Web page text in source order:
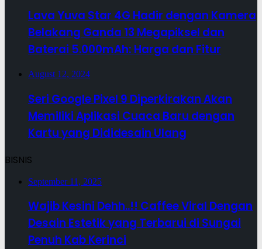
Lava Yuva Star 4G Hadir dengan Kamera
Belakang Ganda 13 Megapiksel dan
Baterai 5.000mAh: Harga dan Fitur
August 12, 2024
Seri Google Pixel 9 Diperkirakan Akan
Memiliki Aplikasi Cuaca Baru dengan
Kartu yang Dididesain Ulang
BISNIS
September 11, 2025
Wajib Kesini Dehh..!! Caffee Viral Dengan
Desain Estetik yang Terbarui di Sungai
Penuh Kab Kerinci